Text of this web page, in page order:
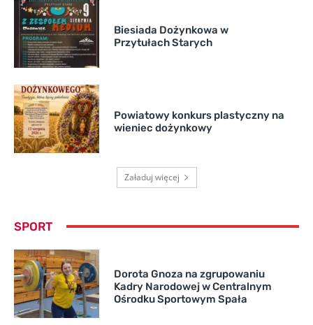
Biesiada Dożynkowa w
Przytułach Starych
Powiatowy konkurs plastyczny na
wieniec dożynkowy
Załaduj więcej
SPORT
Dorota Gnoza na zgrupowaniu
Kadry Narodowej w Centralnym
Ośrodku Sportowym Spała